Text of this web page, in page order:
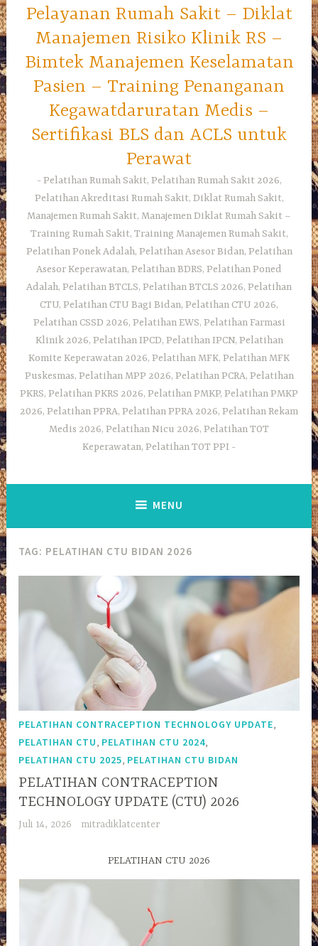
Pelayanan Rumah Sakit – Diklat
Manajemen Risiko Klinik RS –
Bimtek Manajemen Keselamatan
Pasien – Training Penanganan
Kegawatdaruratan Medis –
Sertifikasi BLS dan ACLS untuk
Perawat
Pelatihan Rumah Sakit, Pelatihan Rumah Sakit 2026,
Pelatihan Akreditasi Rumah Sakit, Diklat Rumah Sakit,
Manajemen Rumah Sakit, Manajemen Diklat Rumah Sakit –
Training Rumah Sakit, Training Manajemen Rumah Sakit,
Pelatihan Ponek Adalah, Pelatihan Asesor Bidan, Pelatihan
Asesor Keperawatan, Pelatihan BDRS, Pelatihan Poned
Adalah, Pelatihan BTCLS, Pelatihan BTCLS 2026, Pelatihan
CTU, Pelatihan CTU Bagi Bidan, Pelatihan CTU 2026,
Pelatihan CSSD 2026, Pelatihan EWS, Pelatihan Farmasi
Klinik 2026, Pelatihan IPCD, Pelatihan IPCN, Pelatihan
Komite Keperawatan 2026, Pelatihan MFK, Pelatihan MFK
Puskesmas, Pelatihan MPP 2026, Pelatihan PCRA, Pelatihan
PKRS, Pelatihan PKRS 2026, Pelatihan PMKP, Pelatihan PMKP
2026, Pelatihan PPRA, Pelatihan PPRA 2026, Pelatihan Rekam
Medis 2026, Pelatihan Nicu 2026, Pelatihan TOT
Keperawatan, Pelatihan TOT PPI
MENU
TAG: PELATIHAN CTU BIDAN 2026
PELATIHAN CONTRACEPTION TECHNOLOGY UPDATE,
PELATIHAN CTU, PELATIHAN CTU 2024,
PELATIHAN CTU 2025, PELATIHAN CTU BIDAN
PELATIHAN CONTRACEPTION
TECHNOLOGY UPDATE (CTU) 2026
Juli 14, 2026 mitradiklatcenter
PELATIHAN CTU 2026